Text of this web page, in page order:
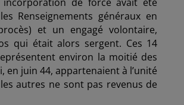
Renseignements généraux en
et un engagé volontaire,
qui était alors sergent. Ces 14
environ la moitié des
en juin 44, appartenaient à l’unité
autres ne sont pas revenus de